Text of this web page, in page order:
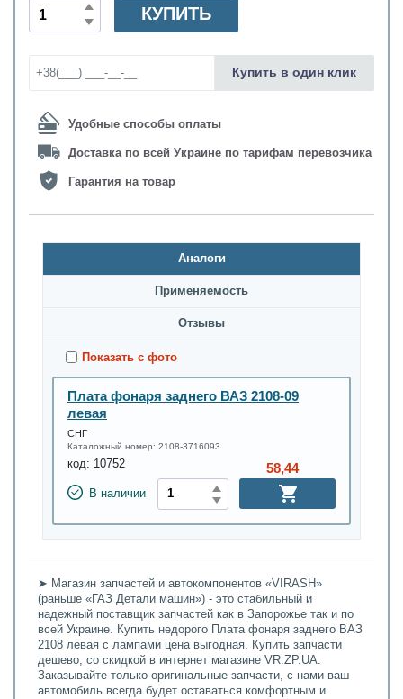
Удобные способы оплаты
Доставка по всей Украине по тарифам перевозчика
Гарантия на товар
КУПИТЬ
Купить в один клик
Аналоги
Применяемость
Oтзывы
Показать с фото
Плата фонаря заднего ВАЗ 2108-09
левая
СНГ
Каталожный номер: 2108-3716093
код: 10752
В наличии
58,44
➤ Магазин запчастей и автокомпонентов «VIRASH»
(раньше «ГАЗ Детали машин») - это стабильный и
надежный поставщик запчастей как в Запорожье так и по
всей Украине. Купить недорого Плата фонаря заднего ВАЗ
2108 левая с лампами цена выгодная. Купить запчасти
дешево, со скидкой в интернет магазине VR.ZP.UA.
Заказывайте только оригинальные запчасти, с нами ваш
автомобиль всегда будет оставаться комфортным и